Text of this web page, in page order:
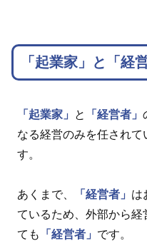
「起業家」と「経
「起業家」 と 「経営者」
なる経営のみを任され
す。
あくまで、 「経営者」 は
ているため、外部から
ても
「経営者」 です。